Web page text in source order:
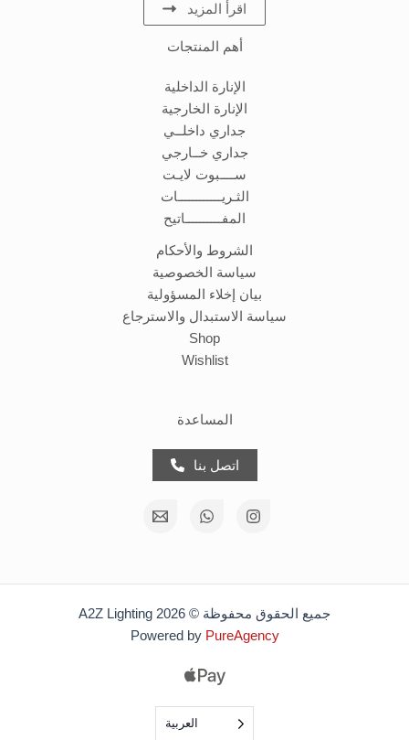
اقرأ المزيد
أهم المنتجات
الإنارة الداخلية
الإنارة الخارجية
جداري داخلــي
جداري خــارجي
ســــبوت لايـت
الثـريــــــــــــات
المفــــــــــاتيح
الشروط والأحكام
سياسة الخصوصية
بيان إخلاء المسؤولية
سياسة الاستبدال والاسترجاع
Shop
Wishlist
المساعدة
اتصل بنا
جميع الحقوق محفوظة © 2026 A2Z Lighting
Powered by PureAgency
العربية‏